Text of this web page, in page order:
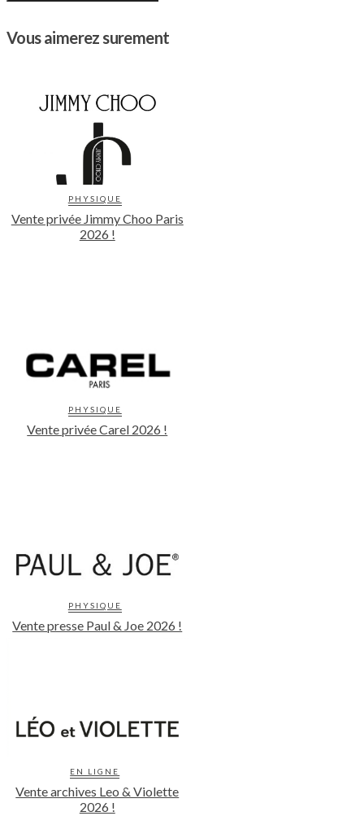
Vous aimerez surement
PHYSIQUE
Vente privée Jimmy Choo Paris
2026 !
PHYSIQUE
Vente privée Carel 2026 !
PHYSIQUE
Vente presse Paul & Joe 2026 !
EN LIGNE
Vente archives Leo & Violette
2026 !